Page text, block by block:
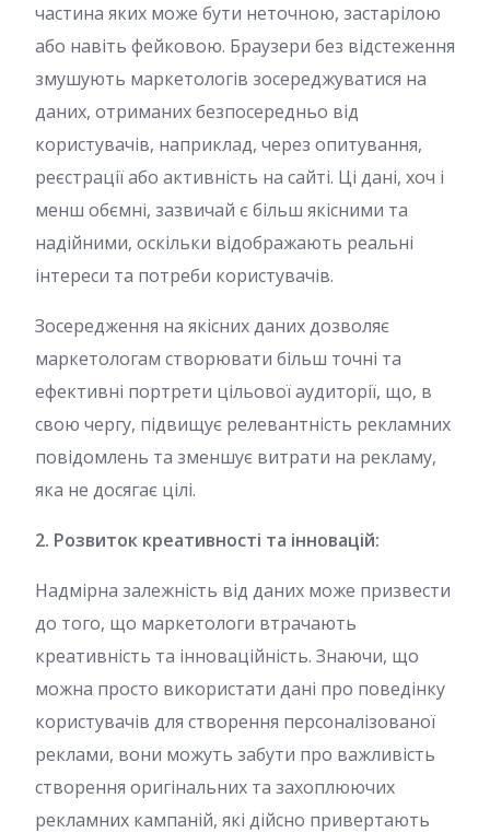
частина яких може бути неточною, застарілою
або навіть фейковою. Браузери без відстеження
змушують маркетологів зосереджуватися на
даних, отриманих безпосередньо від
користувачів, наприклад, через опитування,
реєстрації або активність на сайті. Ці дані, хоч і
менш обємні, зазвичай є більш якісними та
надійними, оскільки відображають реальні
інтереси та потреби користувачів.
Зосередження на якісних даних дозволяє
маркетологам створювати більш точні та
ефективні портрети цільової аудиторії, що, в
свою чергу, підвищує релевантність рекламних
повідомлень та зменшує витрати на рекламу,
яка не досягає цілі.
2. Розвиток креативності та інновацій:
Надмірна залежність від даних може призвести
до того, що маркетологи втрачають
креативність та інноваційність. Знаючи, що
можна просто використати дані про поведінку
користувачів для створення персоналізованої
реклами, вони можуть забути про важливість
створення оригінальних та захоплюючих
рекламних кампаній, які дійсно привертають